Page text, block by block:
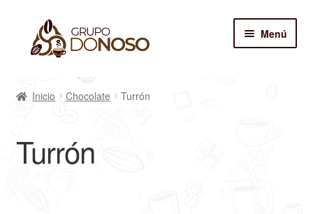
Menú
Chocolate
Inicio Chocolate Turrón
Turrón